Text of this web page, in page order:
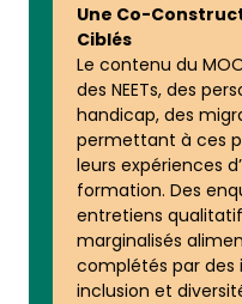
Une Co-
Ciblés
Le contenu du
des NEETs, des
handicap, des
permettant à ces
leurs expériences
formation. Des
entretiens
marginalisés
complétés par des
inclusion et